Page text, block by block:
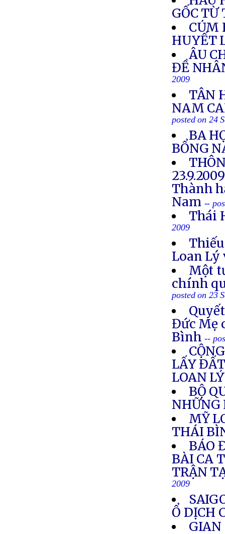
GỐC TỪ
CÚM
HUYẾT
ÂU
ĐỀ
2009
TÂN
NAM
posted on 24
BA
BỔNG
Thành
Nam --
Thái
2009
Loan Lý
Một
chính
posted on 23
Đức Mẹ
Bình --
LẤY
LOAN LÝ
BỘ
NHỮNG
MỸ
THÁI
BÁO
BÀI CA
TRẬN
2009
Ổ DỊCH
GIAN